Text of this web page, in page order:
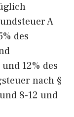
A
des
12% des
nach §
8-12 und